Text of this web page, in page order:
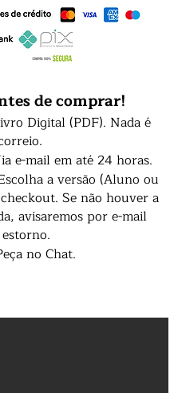
de comprar!
Digital (PDF). Nada é
e-mail em até 24 horas.
a versão (Aluno ou
Se não houver a
avisaremos por e-mail
no Chat.